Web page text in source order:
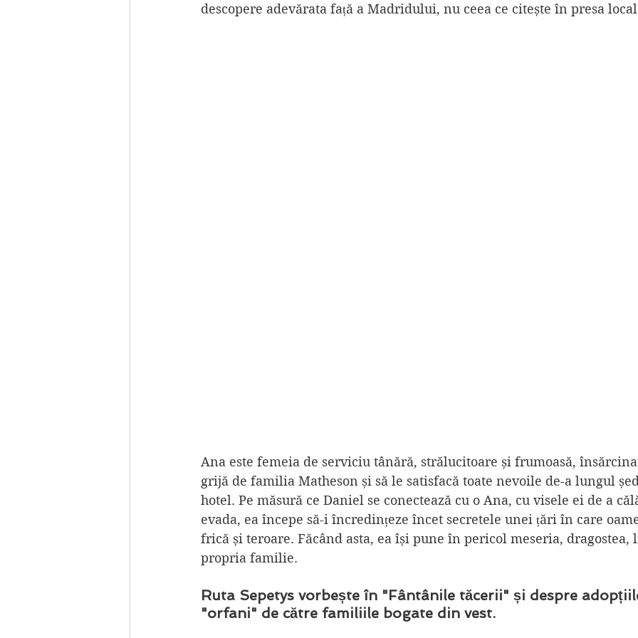
descopere adevărata față a Madridului, nu ceea ce citește în presa
Ana este femeia de serviciu tânără, strălucitoare și frumoasă,
grijă de familia Matheson și să le satisfacă toate nevoile de-a lungul
hotel. Pe măsură ce Daniel se conectează cu o Ana, cu visele ei de a
evada, ea începe să-i încredințeze încet secretele unei țări în care
frică și teroare. Făcând asta, ea își pune în pericol meseria,
propria familie.
Ruta Sepetys vorbește în "Fântânile tăcerii" și despre
"orfani" de către familiile bogate din vest.